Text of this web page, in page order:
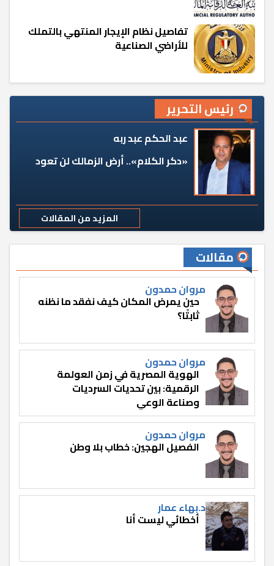
تفاصيل نظام الإيجار المنتهي بالتملك
للأراضي الصناعية
رئيس التحرير
عبد الحكم عبد ربه
«دكر الكلام».. أرض الزمالك لن تعود
المزيد من المقالات
مقالات
مروان حمدون
حين يمرض المكان كيف نفقد ما نظنه
ثابتًا؟
مروان حمدون
الهوية المصرية في زمن العولمة
الرقمية: بين تحديات السرديات
وصناعة الوعي
مروان حمدون
الفصيل الهجين: خطاب بلا وطن
د.بهاء عمار
أخطائي ليست أنا